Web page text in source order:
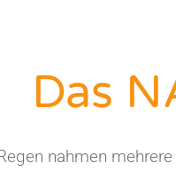
Das
nahmen mehrere